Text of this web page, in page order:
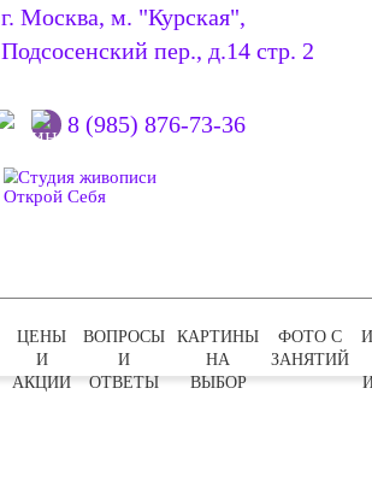
г. Москва, м. "Курская",
Подсосенский пер., д.14 стр. 2
8 (985) 876-73-36
ЦЕНЫ
И
АКЦИИ
ВОПРОСЫ
И
ОТВЕТЫ
КАРТИНЫ
НА
ВЫБОР
ФОТО С
ЗАНЯТИЙ